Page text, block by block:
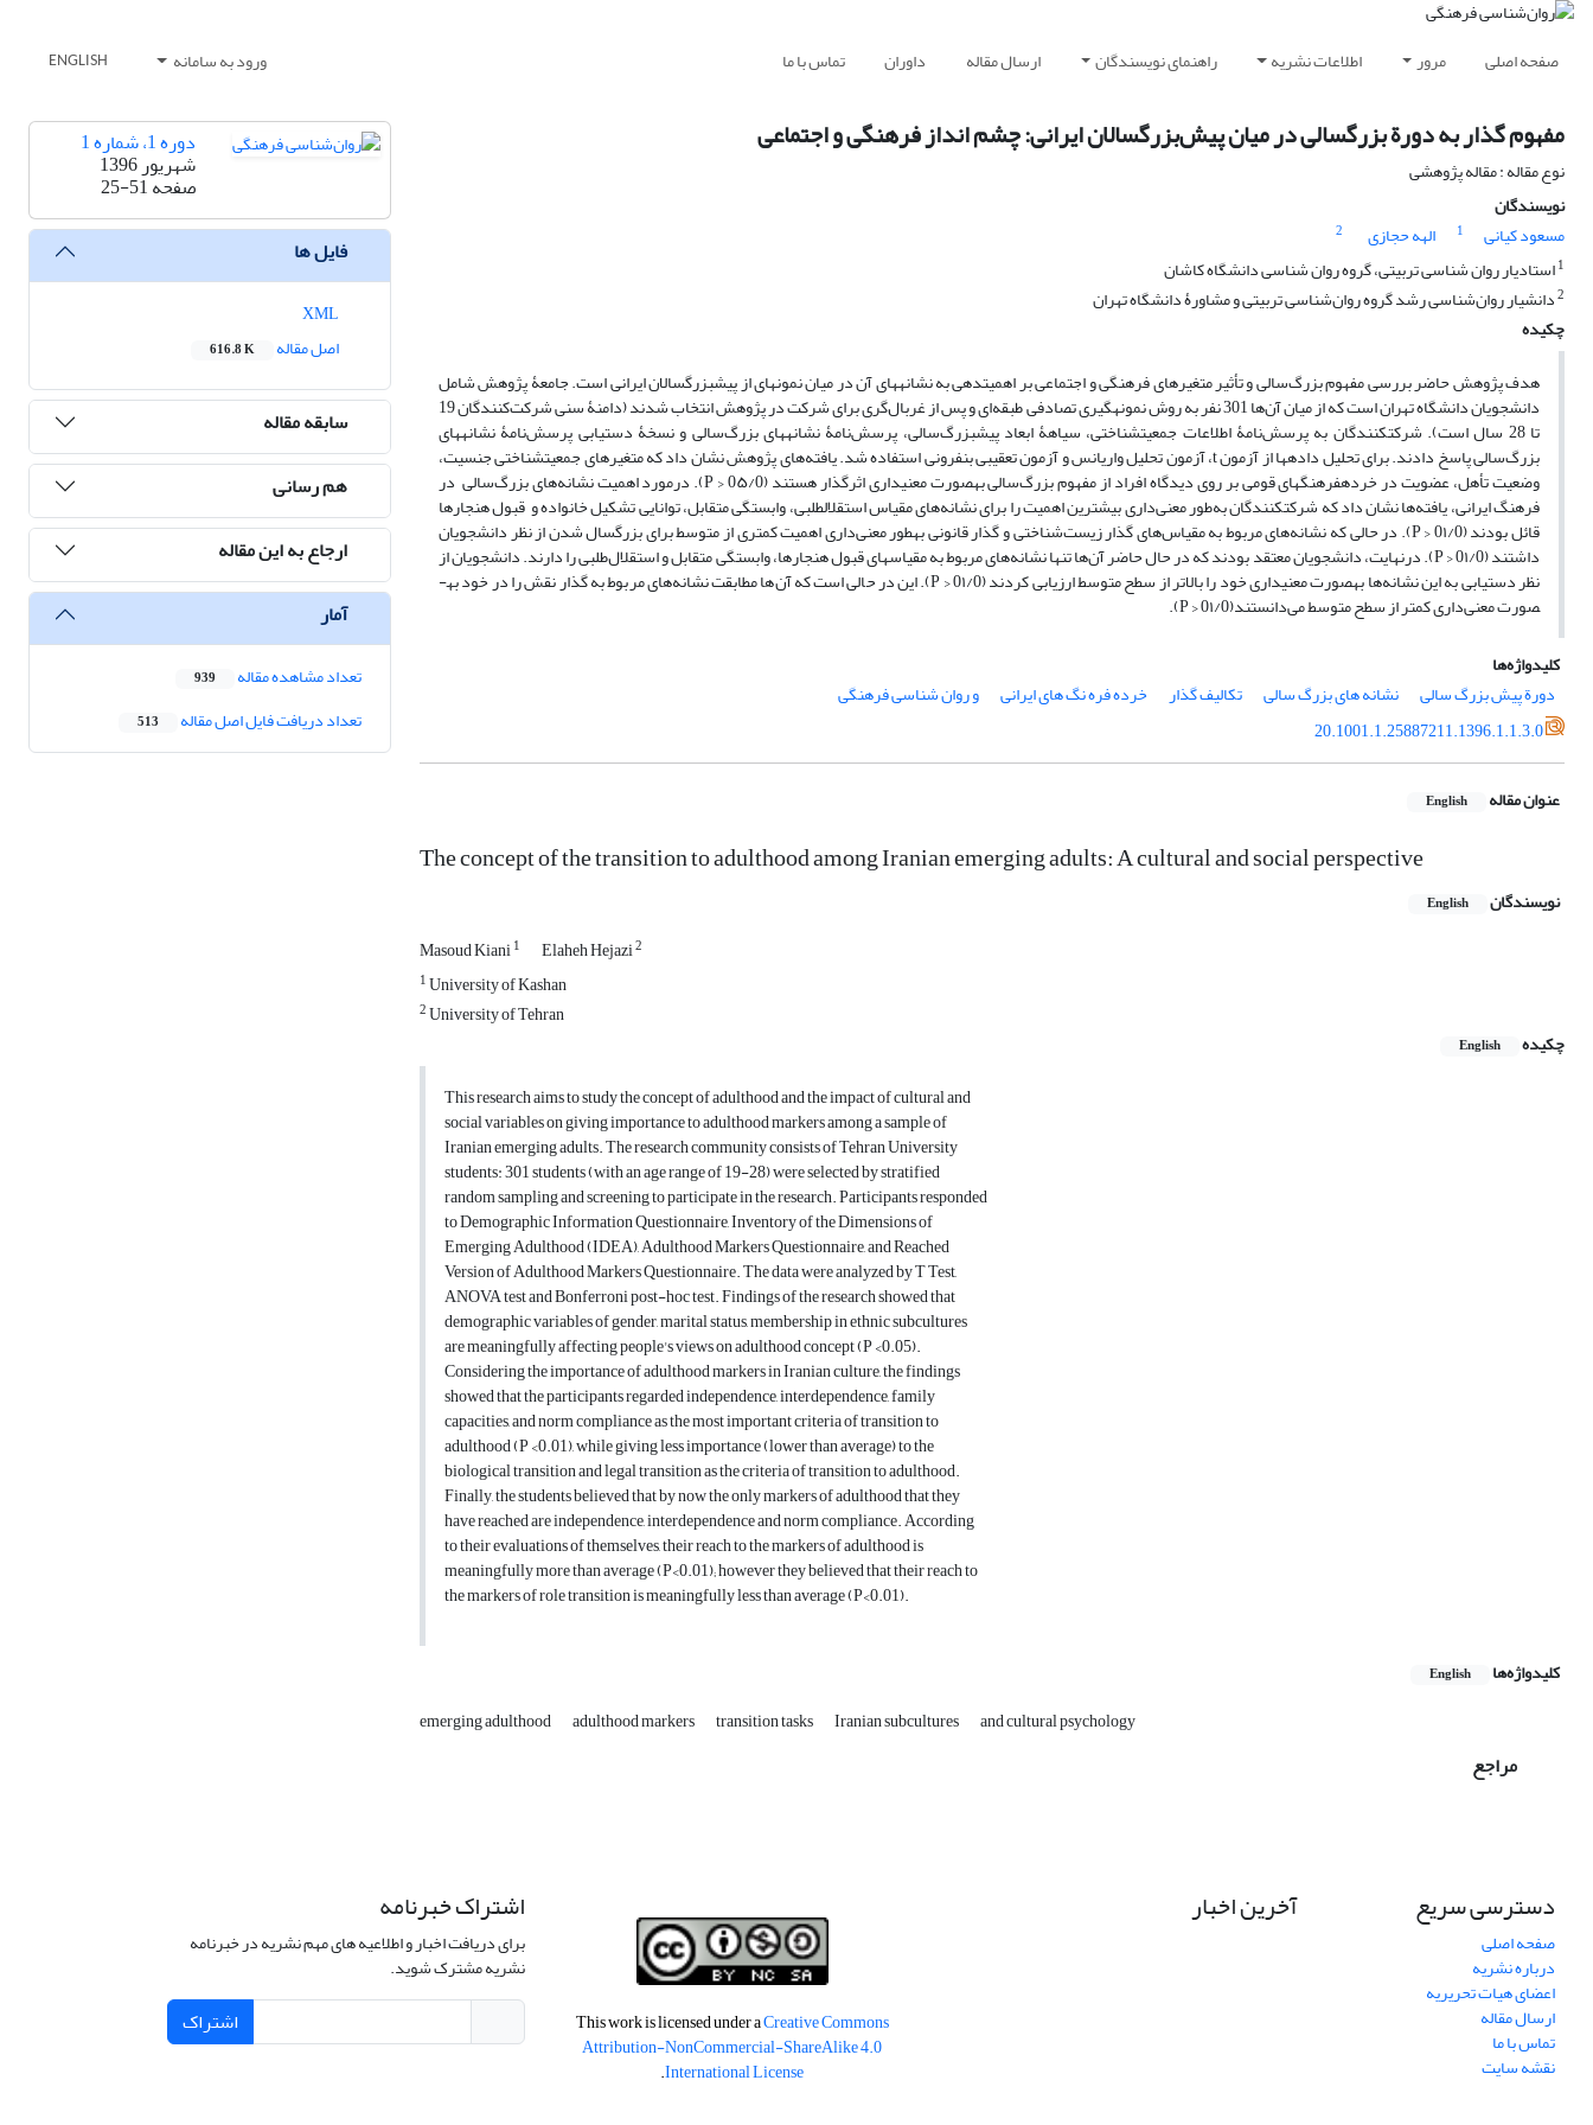
صفحه اصلی مرور اطلاعات نشریه راهنمای نویسندگان ارسال مقاله داوران تماس با ما ورود به سامانه ENGLISH
مفهوم گذار به دورة بزرگسالی در میان پیش‌بزرگسالان ایرانی: چشم انداز فرهنگی و اجتماعی
نوع مقاله : مقاله پژوهشی
نویسندگان
مسعود کیانی
1 الهه حجازی
2
1استادیار روان شناسی تربیتی، گروه روان شناسی دانشگاه کاشان
2دانشیار روان‌شناسی رشد گروه روان‌شناسی تربیتی و مشاورۀ دانشگاه تهران
چکیده
هدف پژوهش حاضر بررسی مفهوم بزرگ‌سالی و تأثیر متغیرهای فرهنگی و اجتماعی بر اهمیت­دهی به نشانه­های آن در میان نمونه­ای از پیش­بزرگ­سالان ایرانی است. جامعۀ پژوهش شامل
دانشجویان دانشگاه تهران است که از میان آن‌ها 301 نفر به روش نمونه­گیری تصادفی طبقه‌ای و پس از غربال‌گری برای شرکت در پژوهش انتخاب شدند (دامنۀ سنی شرکت‌کنندگان 19
تا 28 سال است). شرکت­کنندگان به پرسش‌نامۀ اطلاعات جمعیت­شناختی، سیاهۀ ابعاد پیش­بزرگ‌سالی، پرسش‌نامۀ نشانه­های بزرگ‌سالی و نسخۀ دستیابی پرسش‌نامۀ نشانه­های
بزرگ‌سالی پاسخ دادند. برای تحلیل داده­ها از آزمون t، آزمون تحلیل واریانس و آزمون تعقیبی بنفرونی استفاده شد. یافته‌های پژوهش نشان داد که متغیرهای جمعیت­شناختی جنسیت،
وضعیت تأهل، عضویت در خرده­فرهنگ­های قومی بر روی دیدگاه افراد از مفهوم بزرگ‌سالی به­صورت معنی­داری اثرگذار هستند (0۵/0 < P). درمورد اهمیت نشانه‌های بزرگ‌سالی در
فرهنگ ایرانی، یافته‌ها نشان داد که شرکت­کنندگان به‌طور معنی‌داری بیشترین اهمیت را برای نشانه‌های مقیاس استقلال­طلبی، وابستگی متقابل، توانایی تشکیل خانواده و قبول هنجارها
قائل بودند (0۱/0 < P). در حالی که نشانه‌های مربوط به مقیاس‌های گذار زیست‌شناختی و گذار قانونی به­طور معنی‌داری اهمیت کمتری از متوسط برای بزرگ­سال شدن از نظر دانشجویان
داشتند (0۱/0 < P). درنهایت، دانشجویان معتقد بودند که در حال حاضر آن‌ها تنها نشانه‌های مربوط به مقیاس­های قبول هنجارها، وابستگی متقابل و استقلال‌طلبی را دارند. دانشجویان از
نظر دستیابی به این نشانه‌ها به­صورت معنی­داری خود را بالاتر از سطح متوسط ارزیابی کردند (0۱/0 < P). این در حالی است که آن‌ها مطابقت نشانه‌های مربوط به گذار نقش را در خود به­
صورت معنی‌داری کمتر از سطح متوسط می‌دانستند(0۱/0 < P).
کلیدواژه‌ها
دورة پیش بزرگ سالی
نشانه های بزرگ سالی تکالیف گذار خرده فره نگ های ایرانی
و روان شناسی فرهنگی
20.1001.1.25887211.1396.1.1.3.0
عنوان مقاله English
The concept of the transition to adulthood among Iranian emerging adults: A cultural and social perspective
نویسندگان English
Masoud Kiani1 Elaheh Hejazi2
1University of Kashan
2University of Tehran
چکیده
English
This research aims to study the concept of adulthood and the impact of cultural and
social variables on giving importance to adulthood markers among a sample of
Iranian emerging adults. The research community consists of Tehran University
students: 301 students (with an age range of 19-28) were selected by stratified
random sampling and screening to participate in the research. Participants responded
to Demographic Information Questionnaire, Inventory of the Dimensions of
Emerging Adulthood (IDEA), Adulthood Markers Questionnaire, and Reached
Version of Adulthood Markers Questionnaire. The data were analyzed by T Test,
ANOVA test and Bonferroni post-hoc test. Findings of the research showed that
demographic variables of gender, marital status, membership in ethnic subcultures
are meaningfully affecting people's views on adulthood concept (P <0.05).
Considering the importance of adulthood markers in Iranian culture, the findings
showed that the participants regarded independence, interdependence, family
capacities, and norm compliance as the most important criteria of transition to
adulthood (P <0.01), while giving less importance (lower than average) to the
biological transition and legal transition as the criteria of transition to adulthood.
Finally, the students believed that by now the only markers of adulthood that they
have reached are independence, interdependence and norm compliance. According
to their evaluations of themselves, their reach to the markers of adulthood is
meaningfully more than average (P<0.01); however they believed that their reach to
the markers of role transition is meaningfully less than average (P<0.01).
کلیدواژه‌ها English
emerging adulthood adulthood markers transition tasks Iranian subcultures and cultural psychology
مراجع
دوره 1، شماره 1
شهریور 1396
صفحه25-51
فایل ها
اصل مقاله
616.8 K
سابقه مقاله
هم رسانی
ارجاع به این مقاله
آمار
تعداد مشاهده مقاله 939
تعداد دریافت فایل اصل مقاله 513
دسترسی سریع
صفحه اصلی
درباره نشریه
اعضای هیات تحریریه
ارسال مقاله
تماس با ما
نقشه سایت
آخرین اخبار
This work is licensed under aCreative Commons
Attribution-NonCommercial-ShareAlike 4.0
International License
.
اشتراک خبرنامه
برای دریافت اخبار و اطلاعیه های مهم نشریه در خبرنامه
نشریه مشترک شوید.
اشتراک